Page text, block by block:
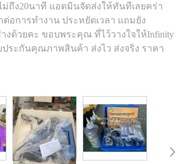
ถึง20นาที แอดมินจัดส่งให้ทันทีเลยคร่า
ต่อการทำงาน ประหยัดเวลา แถมยัง
งด้วยคะ ขอบพระคุณ ที่ไว้วางใจให้Infinity
ประกันคุณภาพสินค้า ส่งไว ส่งจริง ราคา